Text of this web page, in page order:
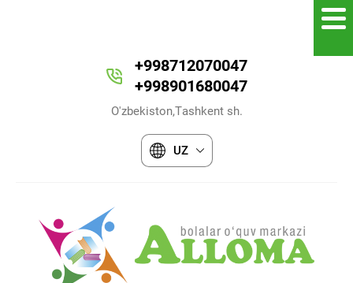
+998712070047
+998901680047
O'zbekiston,Tashkent sh.
UZ